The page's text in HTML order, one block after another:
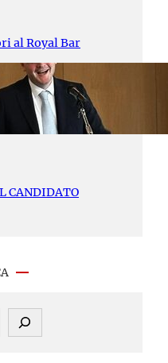
al Royal Bar
CANDIDATO